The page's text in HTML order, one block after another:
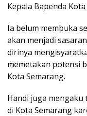
Kepala Bapenda
Ia belum membuka
akan menjadi
dirinya
memetakan potensi
Kota Semarang.
Handi juga
di Kota Semarang